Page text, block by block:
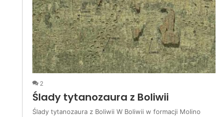
2
Ślady tytanozaura z Boliwii
Ślady tytanozaura z Boliwii W Boliwii w formacji Molino